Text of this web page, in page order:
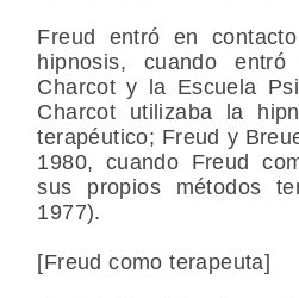
Freud entró en
hipnosis, cuando
Charcot y la Escuela
Charcot utilizaba la
terapéutico; Freud y
1980, cuando Freud
sus propios métodos
1977).
[Freud como terapeuta]